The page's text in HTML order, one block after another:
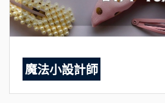
魔法小設計師